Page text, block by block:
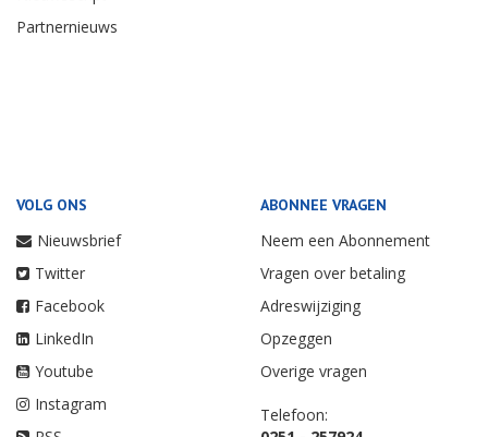
Partnernieuws
VOLG ONS
Nieuwsbrief
Twitter
Facebook
LinkedIn
Youtube
Instagram
ABONNEE VRAGEN
Neem een Abonnement
Vragen over betaling
Adreswijziging
Opzeggen
Overige vragen
Telefoon: